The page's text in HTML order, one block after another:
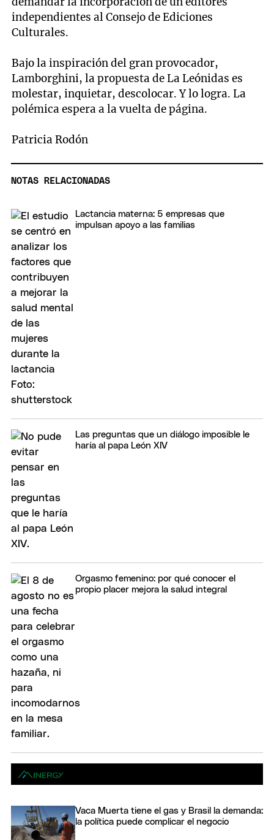
independientes al Consejo de Ediciones
Culturales.
Bajo la inspiración del gran provocador,
Lamborghini, la propuesta de La Leónidas es
molestar, inquietar, descolocar. Y lo logra. La
polémica espera a la vuelta de página.
Patricia Rodón
NOTAS RELACIONADAS
Lactancia materna: 5 empresas que
impulsan apoyo a las familias
Las preguntas que un diálogo imposible le
haría al papa León XIV
Orgasmo femenino: por qué conocer el
propio placer mejora la salud integral
Vaca Muerta tiene el gas y Brasil la demanda:
la política puede complicar el negocio